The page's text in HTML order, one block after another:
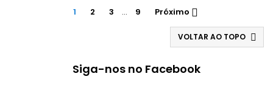
1 2 3 … 9 Próximo 
VOLTAR AO TOPO 
Siga-nos no Facebook